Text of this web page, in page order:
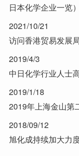
日本化学企业一览）
2021/10/21
访问香港贸易发展
2019/4/3
中日化学行业人士
2019/1/18
2019年上海金山第
2018/09/12
旭化成持续加大力